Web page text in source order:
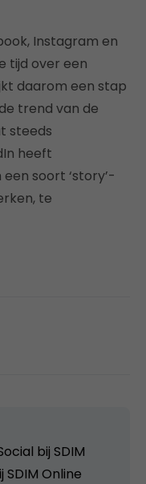
Instagram en
tijd over een
daarom een stap
trend van de
steeds
heeft
soort ‘story’-
te
bij SDIM
SDIM Online